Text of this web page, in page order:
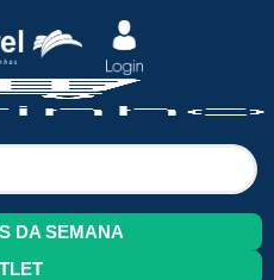
DA SEMANA